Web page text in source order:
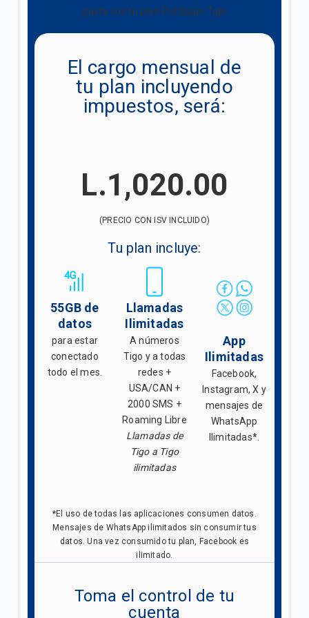
¿Cómo activo paquetes adicionales de Roaming?
No comprendo los cargos de mi factura postpago
gusta con tu plan Postpago Tigo
El cargo mensual de
tu plan incluyendo
impuestos, será:
L.1,020.00
(PRECIO CON ISV INCLUIDO)
Tu plan incluye:
55GB de
datos
para estar
conectado
todo el mes.
Llamadas
Ilimitadas
A números
Tigo y a todas
redes +
USA/CAN +
2000 SMS +
Roaming Libre
Llamadas de
Tigo a Tigo
ilimitadas
App
Ilimitadas
Facebook,
Instagram, X y
mensajes de
WhatsApp
Ilimitadas*.
*El uso de todas las aplicaciones consumen datos.
Mensajes de WhatsApp ilimitados sin consumir tus
datos. Una vez consumido tu plan, Facebook es
ilimitado.
Toma el control de tu
cuenta